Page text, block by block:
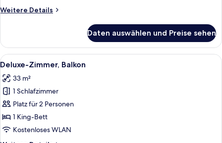
Weitere Details
Weitere
Doppelzimmer,
Balkon
Daten auswählen und Preise sehen
Alle
Fotos
für
Deluxe-
Zimmer,
Balkon
anzeigen
Minibar, Zimmersafe,
9
Deluxe-Zimmer, Balkon
33 m²
1 Schlafzimmer
Platz für 2 Personen
1 King-Bett
Kostenloses WLAN